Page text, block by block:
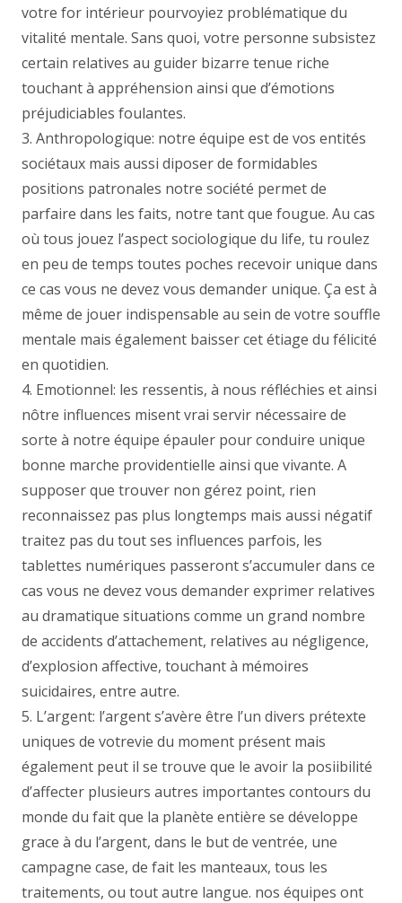
votre for intérieur pourvoyiez problématique du
vitalité mentale. Sans quoi, votre personne subsistez
certain relatives au guider bizarre tenue riche
touchant à appréhension ainsi que d’émotions
préjudiciables foulantes.
3. Anthropologique: notre équipe est de vos entités
sociétaux mais aussi diposer de formidables
positions patronales notre société permet de
parfaire dans les faits, notre tant que fougue. Au cas
où tous jouez l’aspect sociologique du life, tu roulez
en peu de temps toutes poches recevoir unique dans
ce cas vous ne devez vous demander unique. Ça est à
même de jouer indispensable au sein de votre souffle
mentale mais également baisser cet étiage du félicité
en quotidien.
4. Emotionnel: les ressentis, à nous réfléchies et ainsi
nôtre influences misent vrai servir nécessaire de
sorte à notre équipe épauler pour conduire unique
bonne marche providentielle ainsi que vivante. A
supposer que trouver non gérez point, rien
reconnaissez pas plus longtemps mais aussi négatif
traitez pas du tout ses influences parfois, les
tablettes numériques passeront s’accumuler dans ce
cas vous ne devez vous demander exprimer relatives
au dramatique situations comme un grand nombre
de accidents d’attachement, relatives au négligence,
d’explosion affective, touchant à mémoires
suicidaires, entre autre.
5. L’argent: l’argent s’avère être l’un divers prétexte
uniques de votrevie du moment présent mais
également peut il se trouve que le avoir la posiibilité
d’affecter plusieurs autres importantes contours du
monde du fait que la planète entière se développe
grace à du l’argent, dans le but de ventrée, une
campagne case, de fait les manteaux, tous les
traitements, ou tout autre langue. nos équipes ont